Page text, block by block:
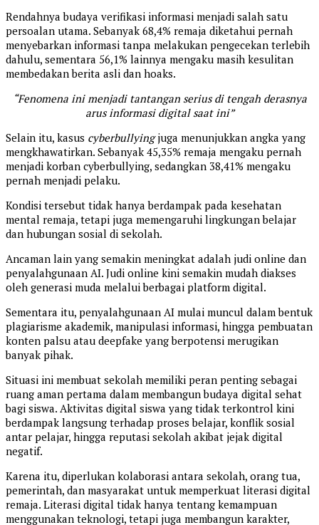
Rendahnya budaya verifikasi informasi menjadi salah satu
persoalan utama. Sebanyak 68,4% remaja diketahui pernah
menyebarkan informasi tanpa melakukan pengecekan terlebih
dahulu, sementara 56,1% lainnya mengaku masih kesulitan
membedakan berita asli dan hoaks.
“Fenomena ini menjadi tantangan serius di tengah derasnya
arus informasi digital saat ini”
Selain itu, kasus cyberbullyingjuga menunjukkan angka yang
mengkhawatirkan. Sebanyak 45,35% remaja mengaku pernah
menjadi korban cyberbullying, sedangkan 38,41% mengaku
pernah menjadi pelaku.
Kondisi tersebut tidak hanya berdampak pada kesehatan
mental remaja, tetapi juga memengaruhi lingkungan belajar
dan hubungan sosial di sekolah.
Ancaman lain yang semakin meningkat adalah judi online dan
penyalahgunaan AI. Judi online kini semakin mudah diakses
oleh generasi muda melalui berbagai platform digital.
Sementara itu, penyalahgunaan AI mulai muncul dalam bentuk
plagiarisme akademik, manipulasi informasi, hingga pembuatan
konten palsu atau deepfake yang berpotensi merugikan
banyak pihak.
Situasi ini membuat sekolah memiliki peran penting sebagai
ruang aman pertama dalam membangun budaya digital sehat
bagi siswa. Aktivitas digital siswa yang tidak terkontrol kini
berdampak langsung terhadap proses belajar, konflik sosial
antar pelajar, hingga reputasi sekolah akibat jejak digital
negatif.
Karena itu, diperlukan kolaborasi antara sekolah, orang tua,
pemerintah, dan masyarakat untuk memperkuat literasi digital
remaja. Literasi digital tidak hanya tentang kemampuan
menggunakan teknologi, tetapi juga membangun karakter,